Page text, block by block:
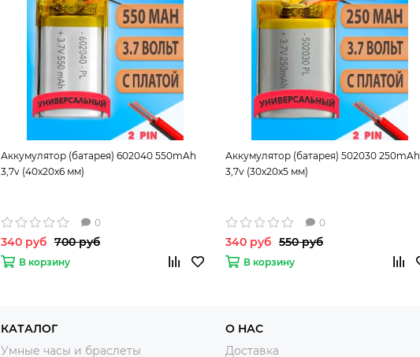
Аккумулятор (батарея) 602040 550mAh
3,7v (40х20х6 мм)
0
340 руб 700 руб
В корзину
Аккумулятор (батарея) 502030 250mAh
3,7v (30х20х5 мм)
0
340 руб 550 руб
В корзину
КАТАЛОГ
Умные часы и браслеты
О НАС
Доставка